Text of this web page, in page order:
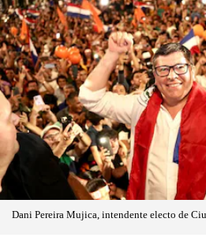
Dani Pereira Mujica, intendente electo de